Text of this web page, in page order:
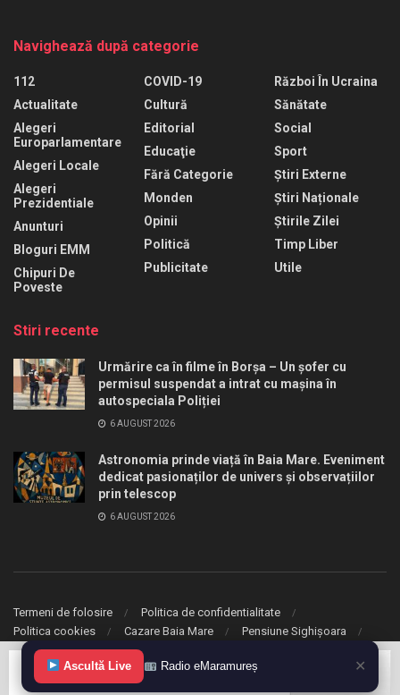
Navighează după categorie
112
Actualitate
Alegeri
Europarlamentare
Alegeri Locale
Alegeri
Prezidentiale
Anunturi
Bloguri EMM
Chipuri De
Poveste
COVID-19
Cultură
Editorial
Educaţie
Fără Categorie
Monden
Opinii
Politică
Publicitate
Război În Ucraina
Sănătate
Social
Sport
Știri Externe
Știri Naționale
Știrile Zilei
Timp Liber
Utile
Stiri recente
Urmărire ca în filme în Borșa – Un șofer cu
permisul suspendat a intrat cu mașina în
autospeciala Poliției
6 AUGUST 2026
Astronomia prinde viață în Baia Mare. Eveniment
dedicat pasionaților de univers și observațiilor
prin telescop
6 AUGUST 2026
Termeni de folosire
Politica de confidentialitate
Politica cookies
Cazare Baia Mare Pensiune Sighișoara
© 2020 eMaramures. Toate drepturile rezervate.
Ascultă Live Radio eMaramureș ✕